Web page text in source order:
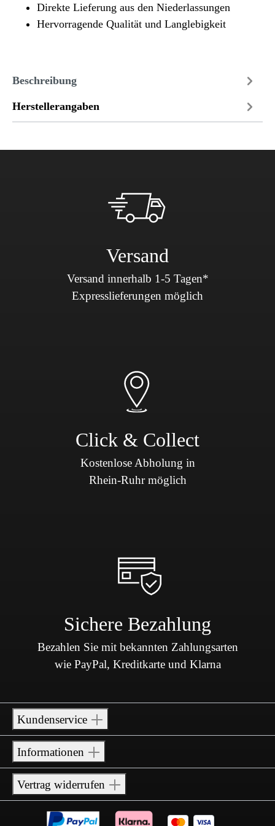
Direkte Lieferung aus den Niederlassungen
Hervorragende Qualität und Langlebigkeit
Beschreibung
Herstellerangaben
Versand
Versand innerhalb 1-5 Tagen*
Expresslieferungen möglich
Click & Collect
Kostenlose Abholung in
Rhein-Ruhr möglich
Sichere Bezahlung
Bezahlen Sie mit bekannten Zahlungsarten
wie PayPal, Kreditkarte und Klarna
Kundenservice
Informationen
Vertrag widerrufen